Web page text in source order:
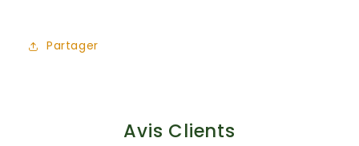
Partager
Avis Clients